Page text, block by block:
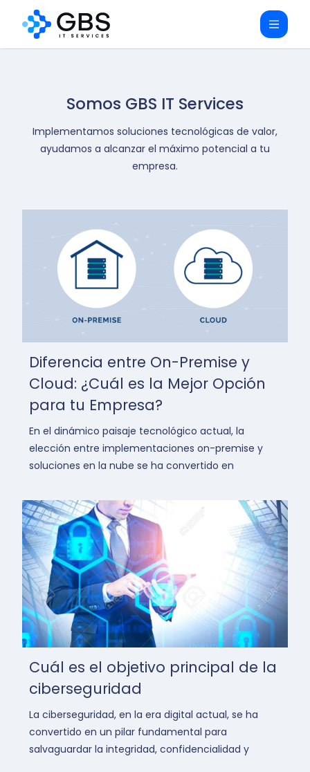
Somos GBS IT Services
Implementamos soluciones tecnológicas de valor,
ayudamos a alcanzar el máximo potencial a tu
empresa.
Diferencia entre On-Premise y
Cloud: ¿Cuál es la Mejor Opción
para tu Empresa?
En el dinámico paisaje tecnológico actual, la
elección entre implementaciones on-premise y
soluciones en la nube se ha convertido en
Cuál es el objetivo principal de la
ciberseguridad
La ciberseguridad, en la era digital actual, se ha
convertido en un pilar fundamental para
salvaguardar la integridad, confidencialidad y